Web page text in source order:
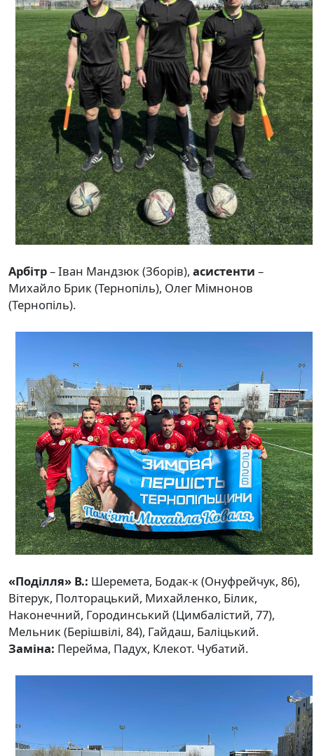
Арбітр– Іван Мандзюк (Зборів), асистенти –
Михайло Брик (Тернопіль), Олег Мімнонов
(Тернопіль).
«Поділля» В.: Шеремета, Бодак-к (Онуфрейчук, 86),
Вітерук, Полторацький, Михайленко, Білик,
Наконечний, Городинський (Цимбалістий, 77),
Мельник (Берішвілі, 84), Гайдаш, Баліцький.
Заміна: Перейма, Падух, Клекот. Чубатий.